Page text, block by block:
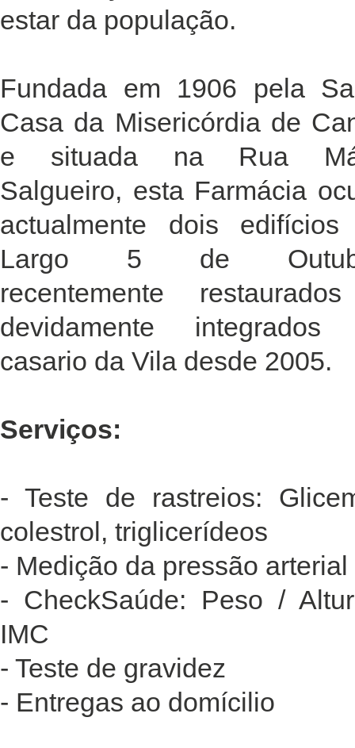
estar da população.
Fundada em 1906 pela
Casa da Misericórdia de
e situada na Rua
Salgueiro, esta Farmácia
actualmente dois
Largo 5 de
recentemente
devidamente integrados
casario da Vila desde 2005.
Serviços:
- Teste de rastreios:
colestrol, triglicerídeos
- Medição da pressão arterial
- CheckSaúde: Peso /
IMC
- Teste de gravidez
- Entregas ao domícilio